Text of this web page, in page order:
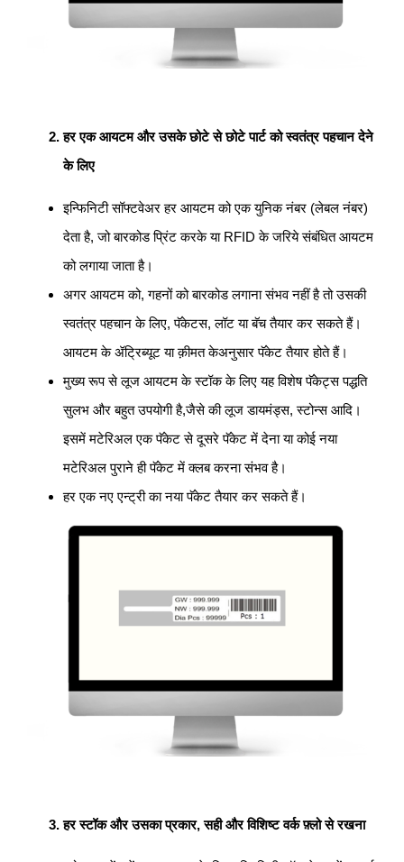
हर एक आयटम और उसके छोटे से छोटे पार्ट को स्वतंत्र पहचान देने
के लिए
इन्फिनिटी सॉफ्टवेअर हर आयटम को एक युनिक नंबर (लेबल नंबर)
देता है, जो बारकोड प्रिंट करके या RFID के जरिये संबंधित आयटम
को लगाया जाता है।
अगर आयटम को, गहनों को बारकोड लगाना संभव नहीं है तो उसकी
स्वतंत्र पहचान के लिए, पॅकेटस, लॉट या बॅच तैयार कर सकते हैं।
आयटम के ॲट्रिब्यूट या क़ीमत केअनुसार पॅकेट तैयार होते हैं।
मुख्य रूप से लूज आयटम के स्टॉक के लिए यह विशेष पॅकेट्स पद्धति
सुलभ और बहुत उपयोगी है,जैसे की लूज डायमंड्स, स्टोन्स आदि।
इसमें मटेरिअल एक पॅकेट से दूसरे पॅकेट में देना या कोई नया
मटेरिअल पुराने ही पॅकेट में क्लब करना संभव है।
हर एक नए एन्ट्री का नया पॅकेट तैयार कर सकते हैं।
हर स्टॉक और उसका प्रकार, सही और विशिष्ट वर्क फ़्लो से रखना